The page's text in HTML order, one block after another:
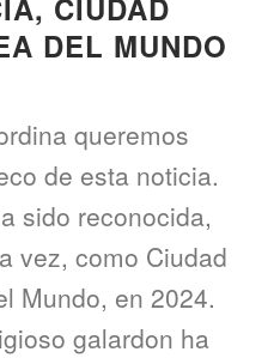
CIUDAD
DEL MUNDO
queremos
de esta noticia.
sido reconocida,
vez, como Ciudad
Mundo, en 2024.
galardon ha